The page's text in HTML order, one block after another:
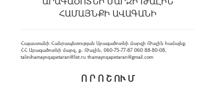
ՀԱՄԱՅՆՔԻ ԱՎԱԳԱՆԻ
Հայաստանի Հանրապետության Արագածոտնի մարզի Թալին համայնք
ՀՀ Արագածոտնի մարզ, ք. Թալին, 060-75-77-87 060 88-80-08,
talinihamaynqapetaran@list.ru thamaynqapetaran@gmail.com
Ո Ր Ո Շ ՈՒ Մ